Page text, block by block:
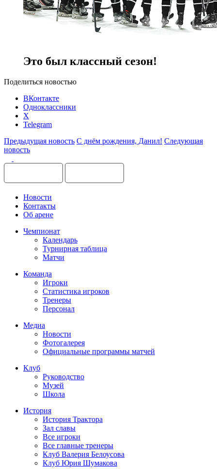
Это был классный сезон!
Поделиться новостью
ВКонтакте
Одноклассники
X
Telegram
Предыдущая новость С днём рождения, Данил! Следующая
новость
Новости
Контакты
Об арене
Чемпионат
Календарь
Турнирная таблица
Матчи
Команда
Игроки
Статистика игроков
Тренеры
Персонал
Медиа
Новости
Фотогалерея
Официальные программы матчей
Клуб
Руководство
Музей
Школа
История
История Трактора
Зал славы
Все игроки
Все главные тренеры
Клуб Валерия Белоусова
Клуб Юрия Шумакова